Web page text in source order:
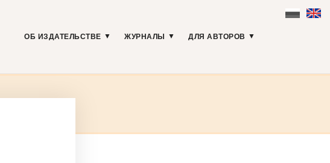
ОБ ИЗДАТЕЛЬСТВЕ ЖУРНАЛЫ ДЛЯ АВТОРОВ